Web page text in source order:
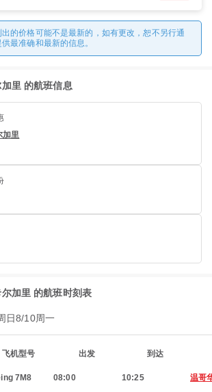
的价格可能不是最新的，如有更改，恕不另行通
最准确和最新的信息。
里 的航班信息
加里
加里 的航班时刻表
日8/10周一
飞机型号 出发 到达
7M8 08:00 10:25 温哥